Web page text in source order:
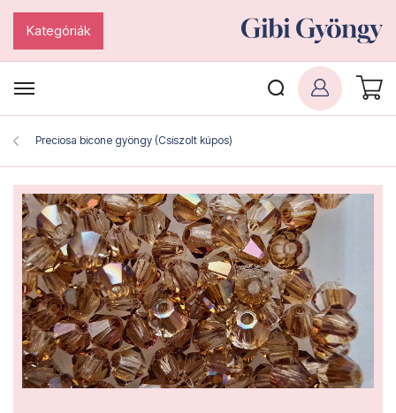
Kategóriák
Preciosa bicone gyöngy (Csiszolt kúpos)